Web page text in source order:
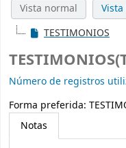
Vista normal
Vista
TESTIMONIOS
Número de registros
Forma preferida:
Notas